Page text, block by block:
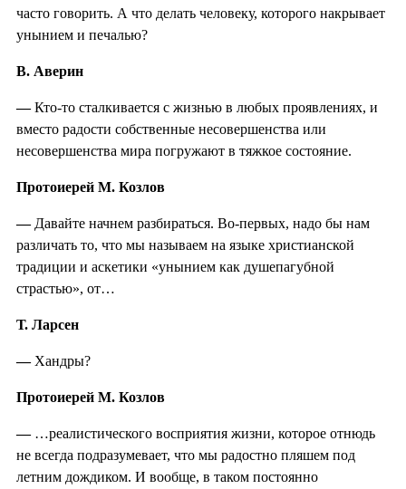
часто говорить. А что делать человеку, которого накрывает
унынием и печалью?
В. Аверин
—Кто-то сталкивается с жизнью в любых проявлениях, и
вместо радости собственные несовершенства или
несовершенства мира погружают в тяжкое состояние.
Протоиерей М. Козлов
— Давайте начнем разбираться. Во-первых, надо бы нам
различать то, что мы называем на языке христианской
традиции и аскетики «унынием как душепагубной
страстью», от…
Т. Ларсен
— Хандры?
Протоиерей М. Козлов
— …реалистического восприятия жизни, которое отнюдь
не всегда подразумевает, что мы радостно пляшем под
летним дождиком. И вообще, в таком постоянно